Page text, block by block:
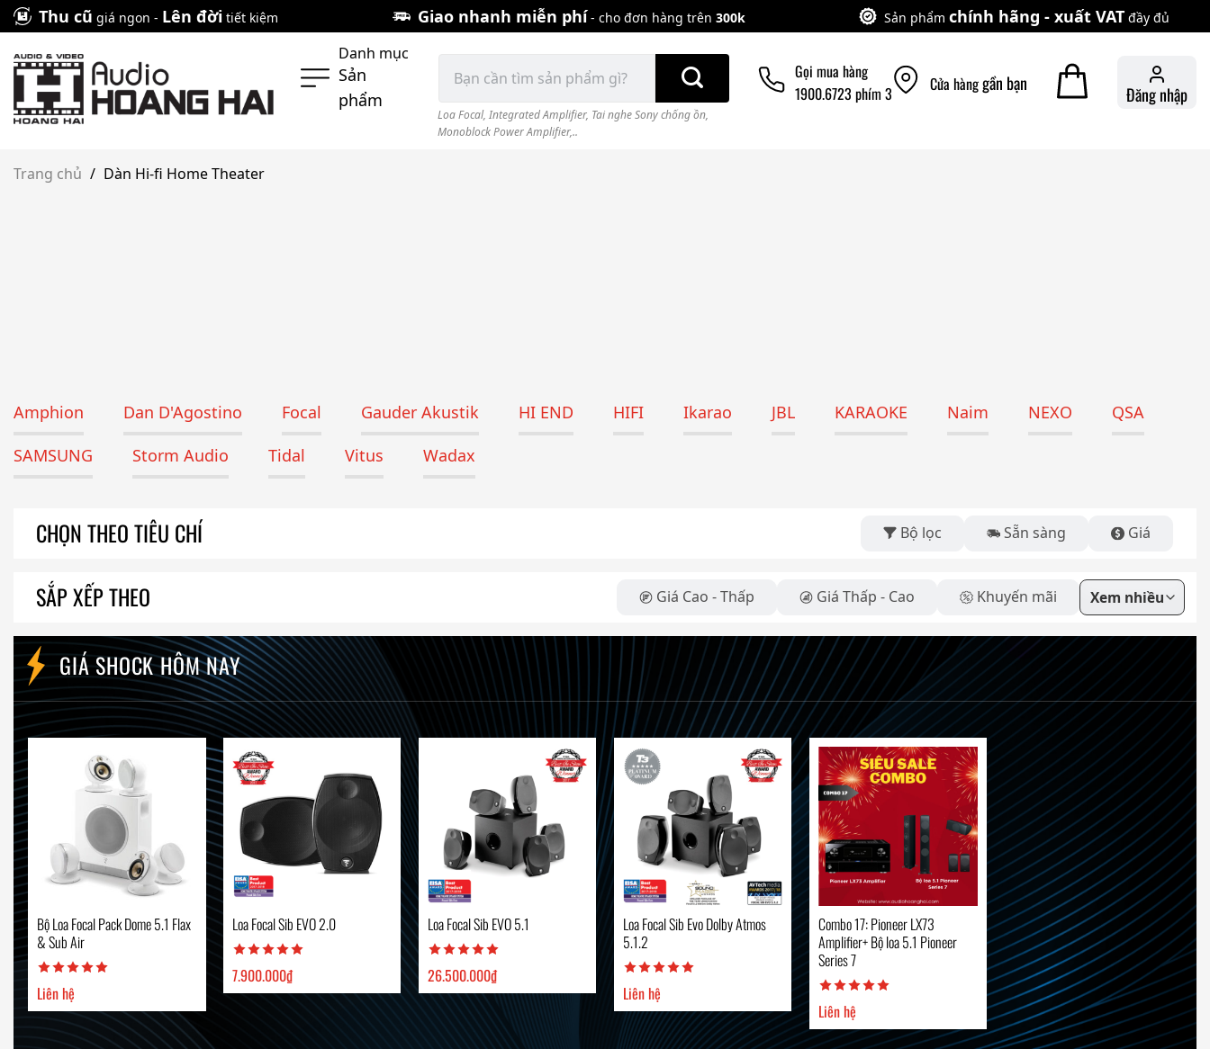
Skip
to
content
Thu cũ giá ngon - Lên đời tiết kiệm Giao nhanh miễn phí- cho đơn hàng trên 300k Sản phẩm chính hãng - xuất VAT đầy đủ
Danh mục
Sản
phẩm
kiếm:
Loa Focal, Integrated Amplifier, Tai nghe Sony chống ồn,
Monoblock Power Amplifier,..
Gọi mua hàng
1900.6723 phím 3
Cửa hànggần bạn Đăng nhập
Trang chủ / Dàn Hi-fi Home Theater
Amphion Dan D'Agostino Focal Gauder Akustik HI END HIFI Ikarao JBL KARAOKE Naim NEXO
QSA
SAMSUNG
Storm Audio Tidal Vitus Wadax
CHỌN THEO TIÊU CHÍ Bộ lọc Sẵn sàng Giá
SẮP XẾP THEO Giá Cao - Thấp Giá Thấp - Cao Khuyến mãi
GIÁ SHOCK HÔM NAY
Bộ Loa Focal Pack Dome 5.1 Flax
& Sub Air
Liên hệ
Loa Focal Sib EVO 2.0
7.900.000₫
Loa Focal Sib EVO 5.1
26.500.000₫
Loa Focal Sib Evo Dolby Atmos
5.1.2
Liên hệ
Combo 17: Pioneer LX73
Amplifier+ Bộ loa 5.1 Pioneer
Series 7
Liên hệ